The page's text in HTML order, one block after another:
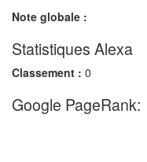
Note globale :
Statistiques Alexa
Classement : 0
Google PageRank: